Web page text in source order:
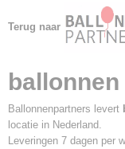
Terug naar
Ballonnenpartners levert
locatie in Nederland.
Leveringen 7 dagen per